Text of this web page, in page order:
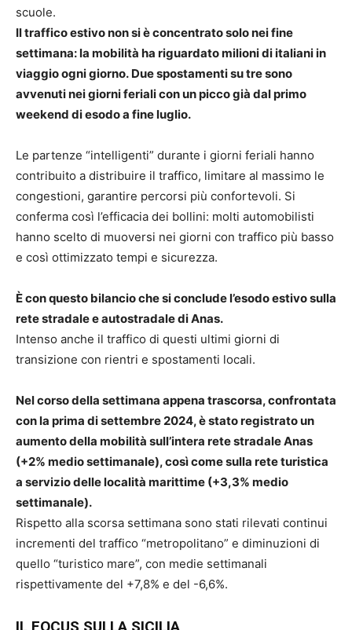
scuole.
Il traffico estivo non si è concentrato solo nei fine
settimana: la mobilità ha riguardato milioni di italiani in
viaggio ogni giorno. Due spostamenti su tre sono
avvenuti nei giorni feriali con un picco già dal primo
weekend di esodo a fine luglio.
Le partenze “intelligenti” durante i giorni feriali hanno
contribuito a distribuire il traffico, limitare al massimo le
congestioni, garantire percorsi più confortevoli. Si
conferma così l’efficacia dei bollini: molti automobilisti
hanno scelto di muoversi nei giorni con traffico più basso
e così ottimizzato tempi e sicurezza.
È con questo bilancio che si conclude l’esodo estivo sulla
rete stradale e autostradale di Anas.
Intenso anche il traffico di questi ultimi giorni di
transizione con rientri e spostamenti locali.
Nel corso della settimana appena trascorsa, confrontata
con la prima di settembre 2024, è stato registrato un
aumento della mobilità sull’intera rete stradale Anas
(+2% medio settimanale), così come sulla rete turistica
a servizio delle località marittime (+3,3% medio
settimanale).
Rispetto alla scorsa settimana sono stati rilevati continui
incrementi del traffico “metropolitano” e diminuzioni di
quello “turistico mare”, con medie settimanali
rispettivamente del +7,8% e del -6,6%.
IL FOCUS SULLA SICILIA